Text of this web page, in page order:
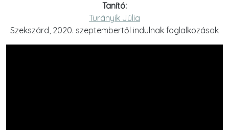
Tanító:
Turányik Júlia
Szekszárd, 2020. szeptembertől indulnak foglalkozások